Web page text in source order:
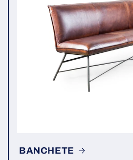
BANCHETE